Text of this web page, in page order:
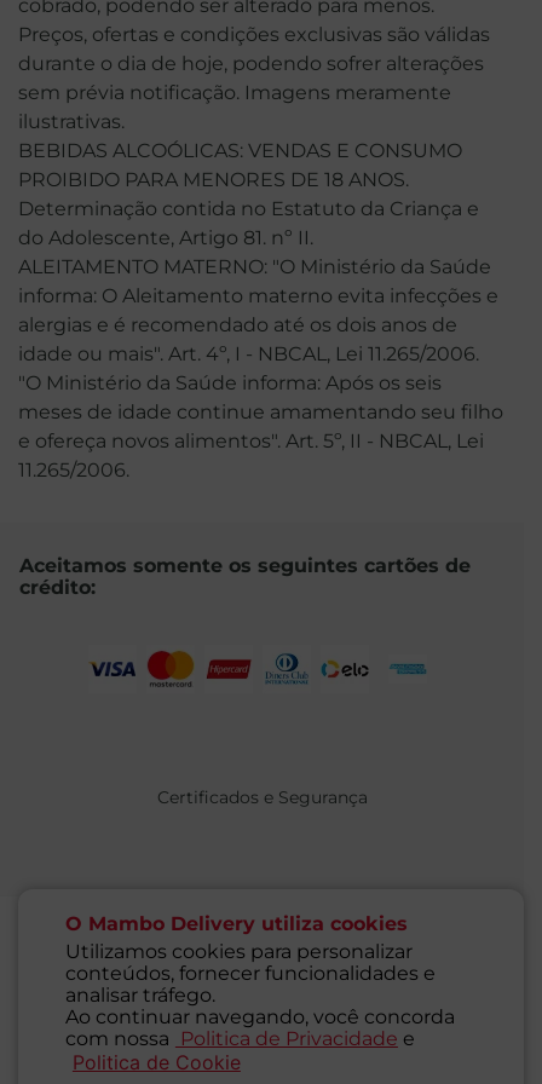
O Mambo Delivery utiliza cookies
Utilizamos cookies para personalizar
conteúdos, fornecer funcionalidades e
analisar tráfego.
Ao continuar navegando, você concorda
com nossa
Politica de Privacidade e
Politica de Cookie
cobrado, podendo ser alterado para menos.
Preços, ofertas e condições exclusivas são válidas
durante o dia de hoje, podendo sofrer alterações
sem prévia notificação. Imagens meramente
ilustrativas.
BEBIDAS ALCOÓLICAS: VENDAS E CONSUMO
PROIBIDO PARA MENORES DE 18 ANOS.
Determinação contida no Estatuto da Criança e
do Adolescente, Artigo 81. nº II.
ALEITAMENTO MATERNO: "O Ministério da Saúde
informa: O Aleitamento materno evita infecções e
alergias e é recomendado até os dois anos de
idade ou mais". Art. 4º, I - NBCAL, Lei 11.265/2006.
"O Ministério da Saúde informa: Após os seis
meses de idade continue amamentando seu filho
e ofereça novos alimentos". Art. 5º, II - NBCAL, Lei
11.265/2006.
Aceitamos somente os seguintes cartões de
crédito:
Certificados e Segurança
@ 2021 MAMBO - TODOS OS DIREITOS RESERVADOS
Supermercados Mambo Ltda.
CNPJ: 71.676.316/0001-46 - Inscrição Estadual: 116.827.781.117
Endereço: Rua Guaipá, 255 - Vila Leopoldina - São Paulo - SP -